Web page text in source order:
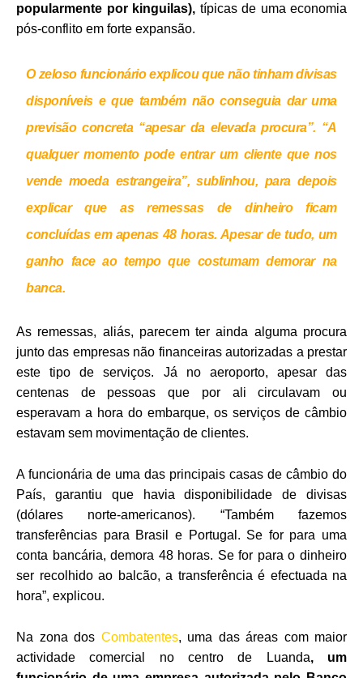
popularmente por kinguilas), típicas de uma economia
pós-conflito em forte expansão.
O zeloso funcionário explicou que não tinham divisas
disponíveis e que também não conseguia dar uma
previsão concreta “apesar da elevada procura”. “A
qualquer momento pode entrar um cliente que nos
vende moeda estrangeira”, sublinhou, para depois
explicar que as remessas de dinheiro ficam
concluídas em apenas 48 horas. Apesar de tudo, um
ganho face ao tempo que costumam demorar na
banca.
As remessas, aliás, parecem ter ainda alguma procura
junto das empresas não financeiras autorizadas a prestar
este tipo de serviços. Já no aeroporto, apesar das
centenas de pessoas que por ali circulavam ou
esperavam a hora do embarque, os serviços de câmbio
estavam sem movimentação de clientes.
A funcionária de uma das principais casas de câmbio do
País, garantiu que havia disponibilidade de divisas
(dólares norte-americanos). “Também fazemos
transferências para Brasil e Portugal. Se for para uma
conta bancária, demora 48 horas. Se for para o dinheiro
ser recolhido ao balcão, a transferência é efectuada na
hora”, explicou.
Na zona dos Combatentes, uma das áreas com maior
actividade comercial no centro de Luanda, um